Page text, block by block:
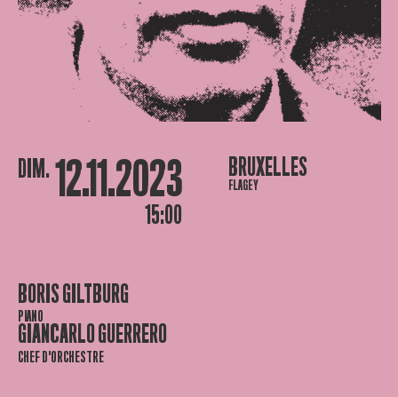
DIM. 12.11.2023
15:00
BRUXELLES
FLAGEY
BORIS GILTBURG
PIANO
GIANCARLO GUERRERO
CHEF D'ORCHESTRE